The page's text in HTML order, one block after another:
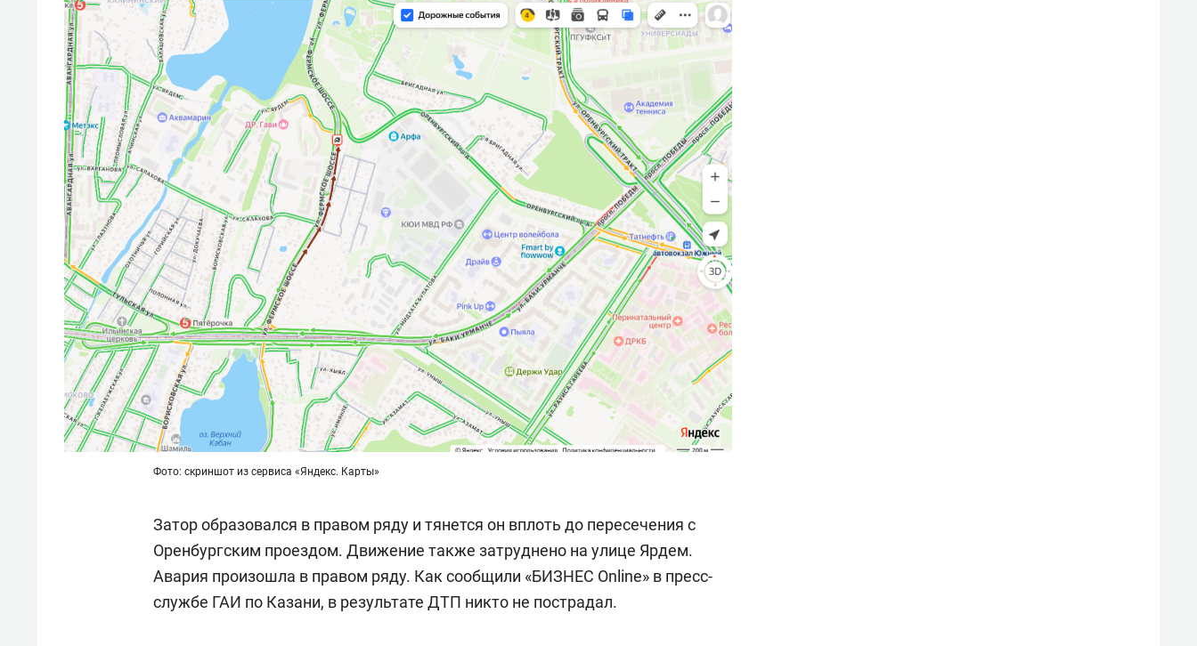
Фото: скриншот из сервиса «Яндекс. Карты»
Затор образовался в правом ряду и тянется он вплоть до пересечения с
Оренбургским проездом. Движение также затруднено на улице Ярдем.
Авария произошла в правом ряду. Как сообщили «БИЗНЕС Online» в пресс-
службе ГАИ по Казани, в результате ДТП никто не пострадал.